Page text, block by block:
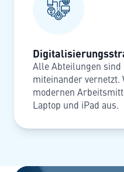
Alle Abteilungen sind
miteinander
modernen
Laptop und iPad aus.